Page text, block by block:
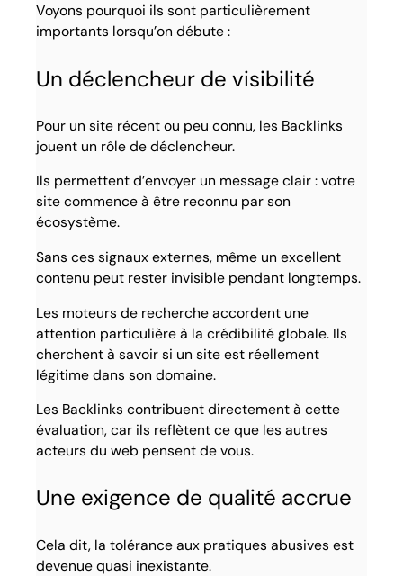
Voyons pourquoi ils sont particulièrement
importants lorsqu’on débute :
Un déclencheur de visibilité
Pour un site récent ou peu connu, les Backlinks
jouent un rôle de déclencheur.
Ils permettent d’envoyer un message clair : votre
site commence à être reconnu par son
écosystème.
Sans ces signaux externes, même un excellent
contenu peut rester invisible pendant longtemps.
Les moteurs de recherche accordent une
attention particulière à la crédibilité globale. Ils
cherchent à savoir si un site est réellement
légitime dans son domaine.
Les Backlinks contribuent directement à cette
évaluation, car ils reflètent ce que les autres
acteurs du web pensent de vous.
Une exigence de qualité accrue
Cela dit, la tolérance aux pratiques abusives est
devenue quasi inexistante.